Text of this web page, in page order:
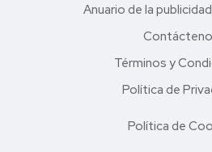
Anuario de la
Términos y
Política de
Política de